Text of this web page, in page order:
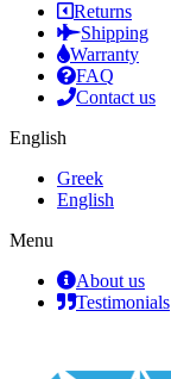
Returns
Shipping
Warranty
FAQ
Contact us
English
Greek
English
Menu
About us
Testimonials